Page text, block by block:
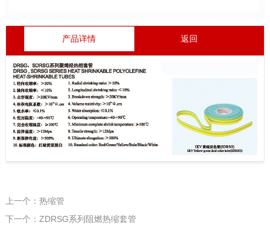
产品详情 返回
上一个：热缩管
下一个：ZDRSG系列阻燃热缩套管